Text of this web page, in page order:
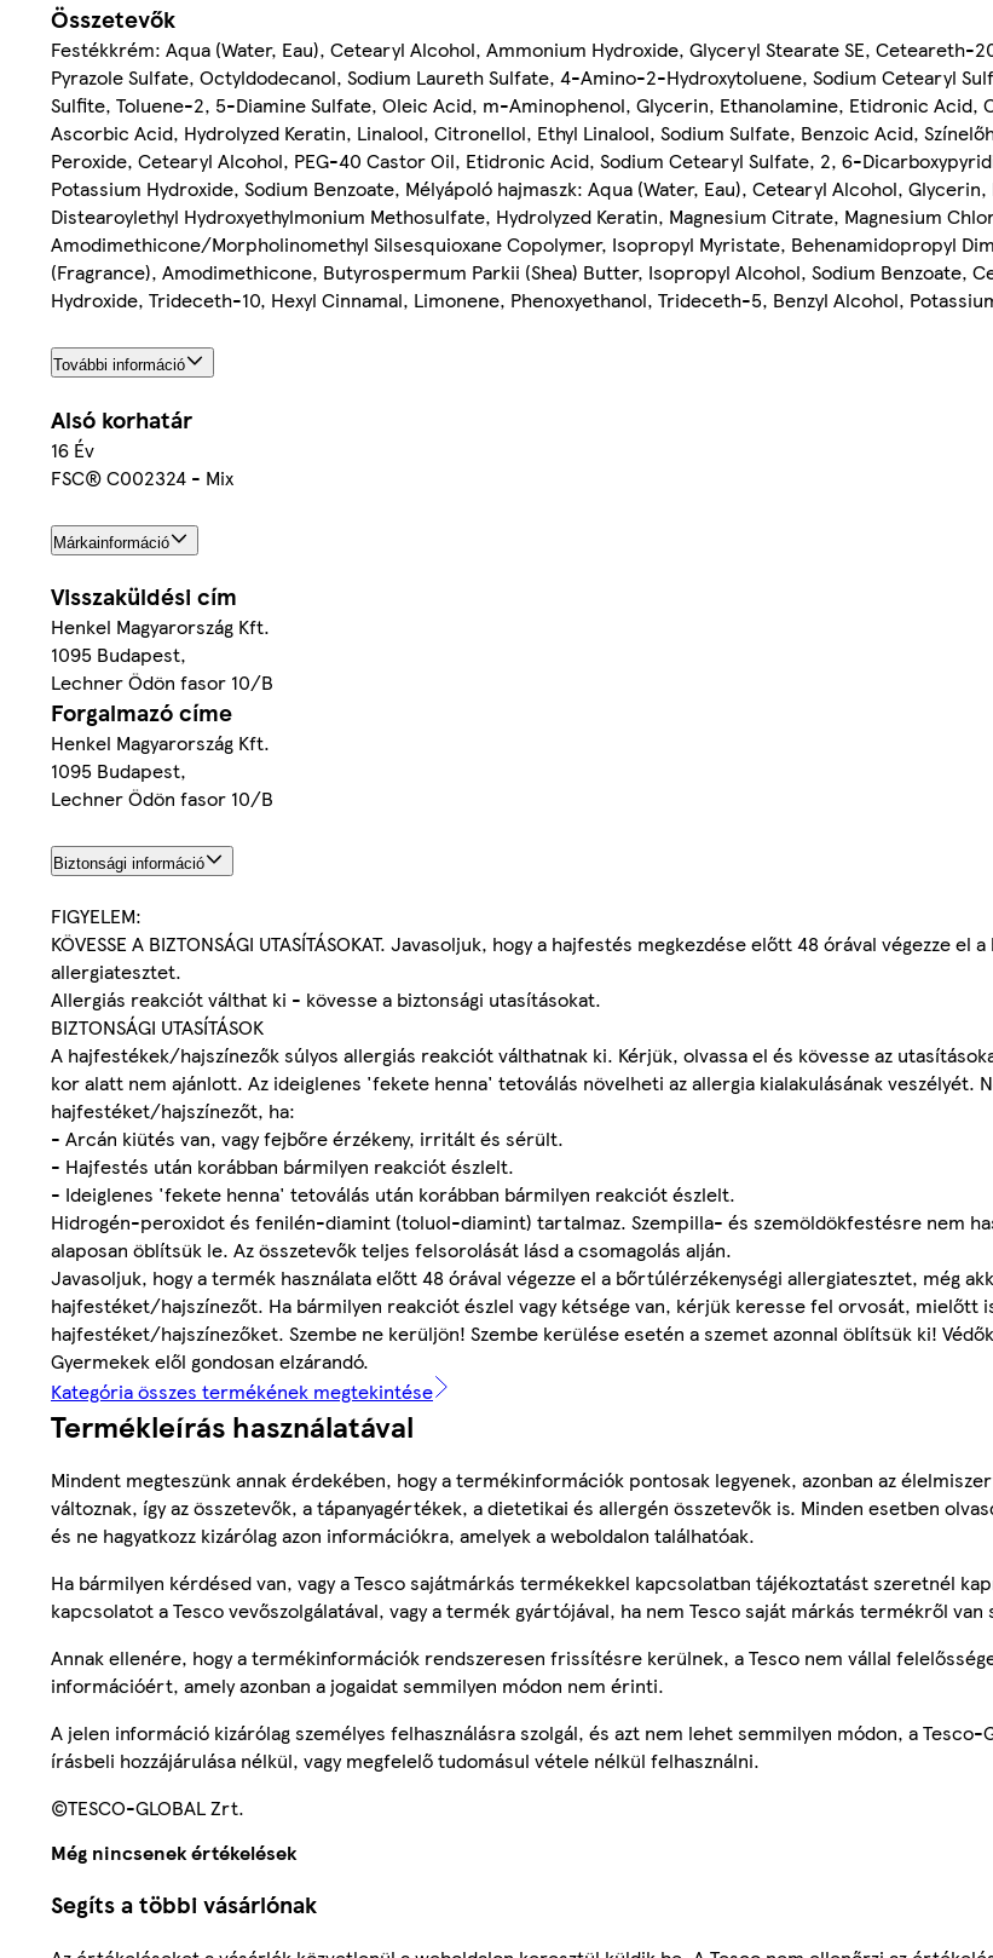
Összetevők
Festékkrém: Aqua (Water, Eau), Cetearyl Alcohol, Ammonium Hydroxide, Glyceryl Stearate SE, Ceteareth-
Pyrazole Sulfate, Octyldodecanol, Sodium Laureth Sulfate, 4-Amino-2-Hydroxytoluene, Sodium Cetearyl
Sulfite, Toluene-2, 5-Diamine Sulfate, Oleic Acid, m-Aminophenol, Glycerin, Ethanolamine, Etidronic Acid,
Ascorbic Acid, Hydrolyzed Keratin, Linalool, Citronellol, Ethyl Linalool, Sodium Sulfate, Benzoic Acid,
Peroxide, Cetearyl Alcohol, PEG-40 Castor Oil, Etidronic Acid, Sodium Cetearyl Sulfate, 2, 6-
Potassium Hydroxide, Sodium Benzoate, Mélyápoló hajmaszk: Aqua (Water, Eau), Cetearyl Alcohol,
Distearoylethyl Hydroxyethylmonium Methosulfate, Hydrolyzed Keratin, Magnesium Citrate, Magnesium
Amodimethicone/Morpholinomethyl Silsesquioxane Copolymer, Isopropyl Myristate, Behenamidopropyl
(Fragrance), Amodimethicone, Butyrospermum Parkii (Shea) Butter, Isopropyl Alcohol, Sodium Benzoate,
Hydroxide, Trideceth-10, Hexyl Cinnamal, Limonene, Phenoxyethanol, Trideceth-5, Benzyl Alcohol,
További információ
Alsó korhatár
16 Év
FSC® C002324 - Mix
Márkainformáció
Visszaküldési cím
Henkel Magyarország Kft.
1095 Budapest,
Lechner Ödön fasor 10/B
Forgalmazó címe
Henkel Magyarország Kft.
1095 Budapest,
Lechner Ödön fasor 10/B
Biztonsági információ
FIGYELEM:
KÖVESSE A BIZTONSÁGI UTASÍTÁSOKAT. Javasoljuk, hogy a hajfestés megkezdése előtt 48 órával végezze el
allergiatesztet.
Allergiás reakciót válthat ki - kövesse a biztonsági utasításokat.
BIZTONSÁGI UTASÍTÁSOK
A hajfestékek/hajszínezők súlyos allergiás reakciót válthatnak ki. Kérjük, olvassa el és kövesse az
kor alatt nem ajánlott. Az ideiglenes 'fekete henna' tetoválás növelheti az allergia kialakulásának veszélyét.
hajfestéket/hajszínezőt, ha:
- Arcán kiütés van, vagy fejbőre érzékeny, irritált és sérült.
- Hajfestés után korábban bármilyen reakciót észlelt.
- Ideiglenes 'fekete henna' tetoválás után korábban bármilyen reakciót észlelt.
Hidrogén-peroxidot és fenilén-diamint (toluol-diamint) tartalmaz. Szempilla- és szemöldökfestésre nem
alaposan öblítsük le. Az összetevők teljes felsorolását lásd a csomagolás alján.
Javasoljuk, hogy a termék használata előtt 48 órával végezze el a bőrtúlérzékenységi allergiatesztet, még
hajfestéket/hajszínezőt. Ha bármilyen reakciót észlel vagy kétsége van, kérjük keresse fel orvosát, mielőtt
hajfestéket/hajszínezőket. Szembe ne kerüljön! Szembe kerülése esetén a szemet azonnal öblítsük ki!
Gyermekek elől gondosan elzárandó.
Kategória összes termékének megtekintése
Termékleírás használatával
Mindent megteszünk annak érdekében, hogy a termékinformációk pontosak legyenek, azonban az
változnak, így az összetevők, a tápanyagértékek, a dietetikai és allergén összetevők is. Minden esetben
és ne hagyatkozz kizárólag azon információkra, amelyek a weboldalon találhatóak.
Ha bármilyen kérdésed van, vagy a Tesco sajátmárkás termékekkel kapcsolatban tájékoztatást szeretnél
kapcsolatot a Tesco vevőszolgálatával, vagy a termék gyártójával, ha nem Tesco saját márkás termékről van
Annak ellenére, hogy a termékinformációk rendszeresen frissítésre kerülnek, a Tesco nem vállal
információért, amely azonban a jogaidat semmilyen módon nem érinti.
A jelen információ kizárólag személyes felhasználásra szolgál, és azt nem lehet semmilyen módon, a Tesco-
írásbeli hozzájárulása nélkül, vagy megfelelő tudomásul vétele nélkül felhasználni.
©TESCO-GLOBAL Zrt.
Még nincsenek értékelések
Segíts a többi vásárlónak